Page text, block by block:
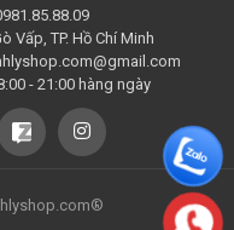
Vấp, TP. Hồ Chí Minh
- 21:00 hàng ngày